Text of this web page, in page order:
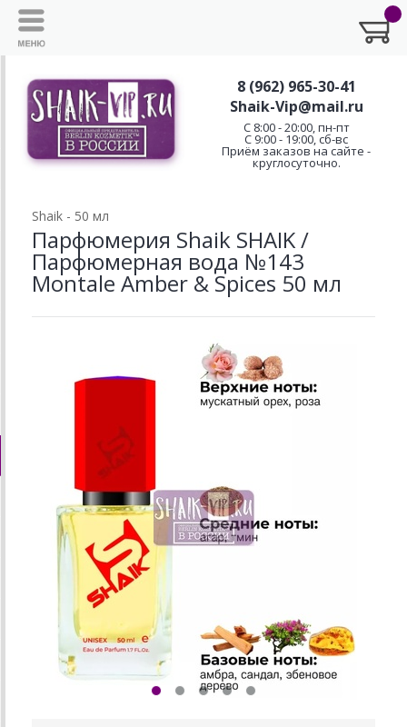
8 (962) 965-30-41
Shaik-Vip@mail.ru
C 8:00 - 20:00, пн-пт
С 9:00 - 19:00, сб-вс
Приём заказов на сайте -
круглосуточно.
Shaik - 50 мл
Парфюмерия Shaik SHAIK /
Парфюмерная вода №143
Montale Amber & Spices 50 мл